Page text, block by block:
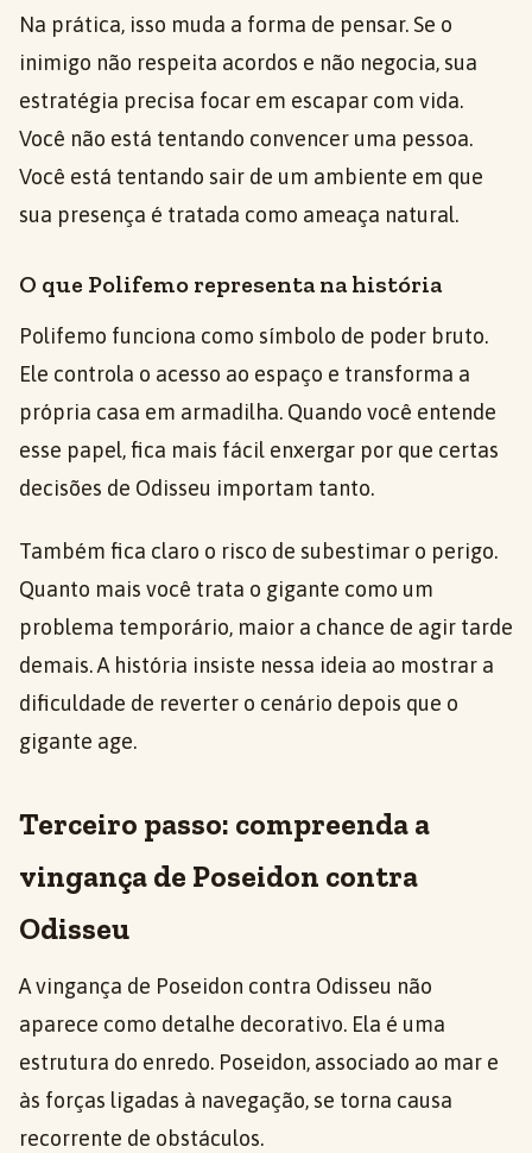
Na prática, isso muda a forma de pensar. Se o
inimigo não respeita acordos e não negocia, sua
estratégia precisa focar em escapar com vida.
Você não está tentando convencer uma pessoa.
Você está tentando sair de um ambiente em que
sua presença é tratada como ameaça natural.
O que Polifemo representa na história
Polifemo funciona como símbolo de poder bruto.
Ele controla o acesso ao espaço e transforma a
própria casa em armadilha. Quando você entende
esse papel, fica mais fácil enxergar por que certas
decisões de Odisseu importam tanto.
Também fica claro o risco de subestimar o perigo.
Quanto mais você trata o gigante como um
problema temporário, maior a chance de agir tarde
demais. A história insiste nessa ideia ao mostrar a
dificuldade de reverter o cenário depois que o
gigante age.
Terceiro passo: compreenda a
vingança de Poseidon contra
Odisseu
A vingança de Poseidon contra Odisseu não
aparece como detalhe decorativo. Ela é uma
estrutura do enredo. Poseidon, associado ao mar e
às forças ligadas à navegação, se torna causa
recorrente de obstáculos.